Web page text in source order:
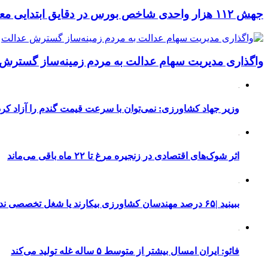
جهش ۱۱۲ هزار واحدی شاخص بورس در دقایق ابتدایی معاملات امروز
واگذاری مدیریت سهام عدالت به مردم زمینه‌ساز
وزیر جهاد کشاورزی: نمی‌توان با سرعت قیمت گندم را آزاد
اثر شوک‌های اقتصادی در زنجیره مرغ تا ۲۲ ماه باقی می‌ماند
ببینید |۶۵ درصد مهندسان کشاورزی بیکارند یا شغل تخصصی ندارند
فائو: ایران امسال بیشتر از متوسط ۵ ساله غله تولید می‌کند